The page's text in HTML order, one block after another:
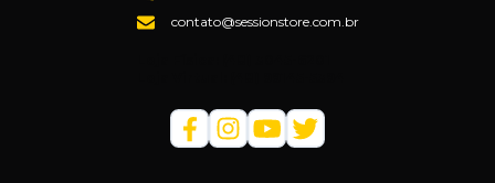
contato@sessionstore.com.br